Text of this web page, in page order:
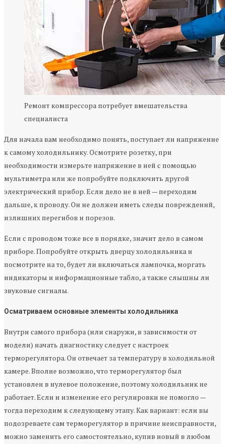
Ремонт компрессора потребует вмешательства
специалиста
Для начала вам необходимо понять, поступает ли напряжение
к самому холодильнику. Осмотрите розетку, при
необходимости измерьте напряжение в ней с помощью
мультиметра или же попробуйте подключить другой
электрический прибор. Если дело не в ней — переходим
дальше, к проводу. Он не должен иметь следы повреждений,
излишних перегибов и порезов.
Если с проводом тоже все в порядке, значит дело в самом
приборе. Попробуйте открыть дверцу холодильника и
посмотрите на то, будет ли включаться лампочка, моргать
индикаторы и информационные табло, а также слышны ли
звуковые сигналы.
Осматриваем основные элементы холодильника
Внутри самого прибора (или снаружи, в зависимости от
модели) начать диагностику следует с настроек
терморегулятора. Он отвечает за температуру в холодильной
камере. Вполне возможно, что терморегулятор был
установлен в нулевое положение, поэтому холодильник не
работает. Если и изменение его регулировки не помогло —
тогда переходим к следующему этапу. Как вариант: если вы
подозреваете сам терморегулятор в причине неисправности,
можно заменить его самостоятельно, купив новый в любом